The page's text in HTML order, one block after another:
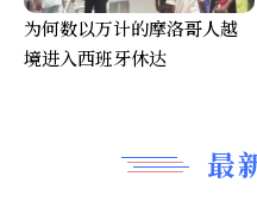
最
为何数以万计的摩洛哥人越
境进入西班牙休达